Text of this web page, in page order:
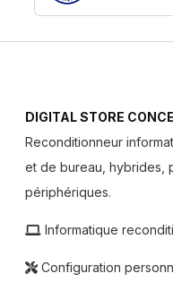
DIGITAL STORE
Reconditionneur
et de bureau, hybrides,
périphériques.
Informatique
Configuration